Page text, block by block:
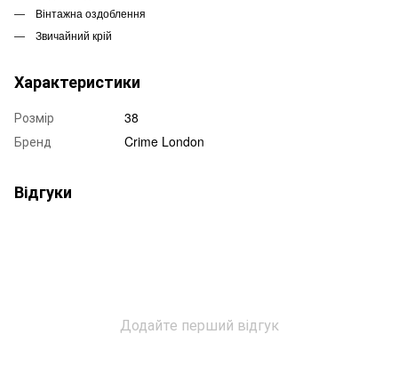
Вінтажна оздоблення
Звичайний крій
Характеристики
Розмір
38
Бренд
Crime London
Відгуки
Додайте перший відгук